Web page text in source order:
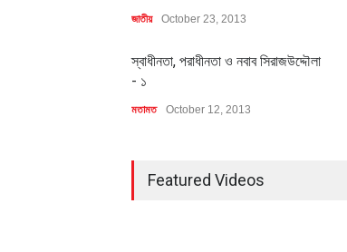
জাতীয় October 23, 2013
স্বাধীনতা, পরাধীনতা ও নবাব সিরাজউদ্দৌলা
- ১
মতামত October 12, 2013
Featured Videos